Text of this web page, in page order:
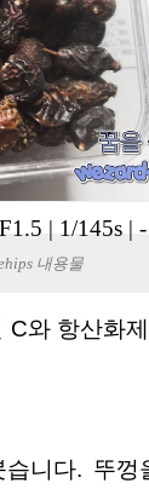
F1.5 | 1/145s| -
내용물
니다. 뚜